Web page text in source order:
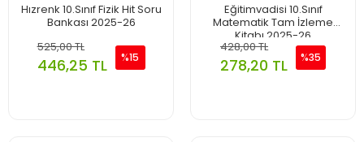
Hızrenk 10.Sınıf Fizik Hit Soru
Bankası 2025-26
525,00 TL
446,25 TL %15
Eğitimvadisi 10.Sınıf
Matematik Tam İzleme
Kitabı 2025-26
428,00 TL
278,20 TL %35